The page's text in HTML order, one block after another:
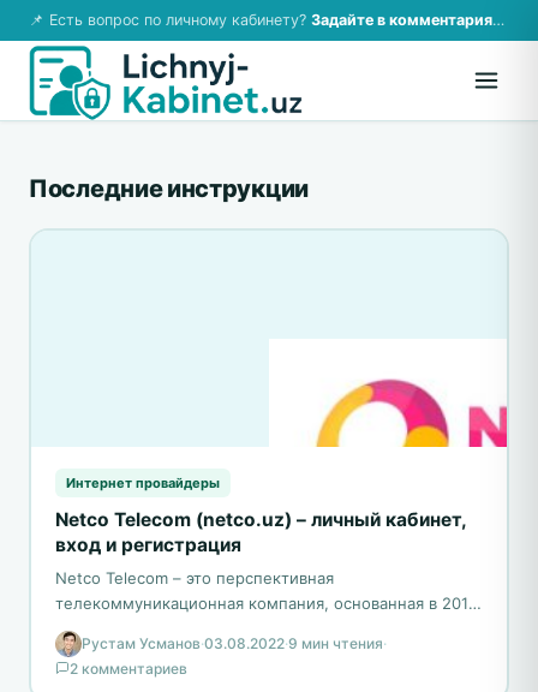
📌 Есть вопрос по личному кабинету? Задайте в комментариях — ответим!
Последние инструкции
Интернет провайдеры
Netco Telecom (netco.uz) – личный кабинет,
вход и регистрация
Netco Telecom – это перспективная
телекоммуникационная компания, основанная в 2011
году. Она занимается предоставлением услуг
Интернета на основе технологии FTTB. Основной
задачей…
Рустам Усманов·03.08.2022·9 мин чтения·
2 комментариев